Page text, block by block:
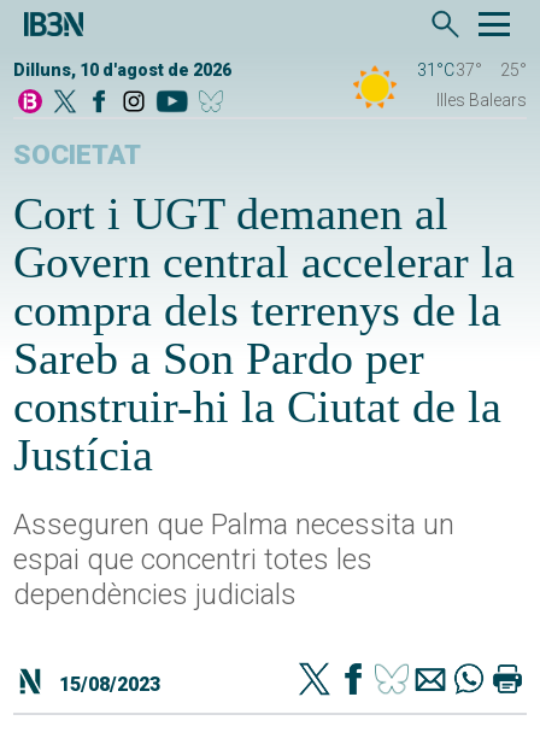
Dilluns, 10 d'agost de 2026 31°C37°
25°
Illes Balears
SOCIETAT
Cort i UGT demanen al
Govern central accelerar la
compra dels terrenys de la
Sareb a Son Pardo per
construir-hi la Ciutat de la
Justícia
Asseguren que Palma necessita un
espai que concentri totes les
dependències judicials
15/08/2023